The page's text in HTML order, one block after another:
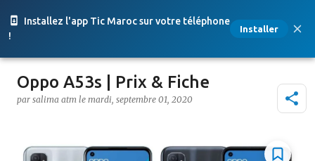
Installez l'app Tic Maroc sur votre téléphone
!
Installer
Accéder au contenu principal
Oppo A53s | Prix & Fiche
par salima atm le mardi, septembre 01, 2020